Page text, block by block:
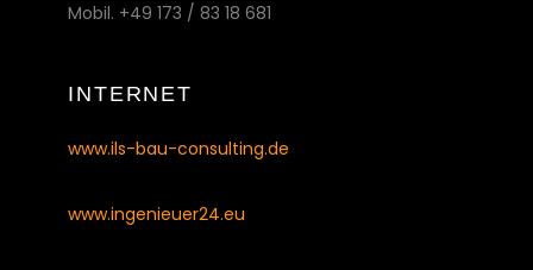
Mobil. +49 173 / 83 18 681
INTERNET
www.ils-bau-consulting.de
www.ingenieuer24.eu